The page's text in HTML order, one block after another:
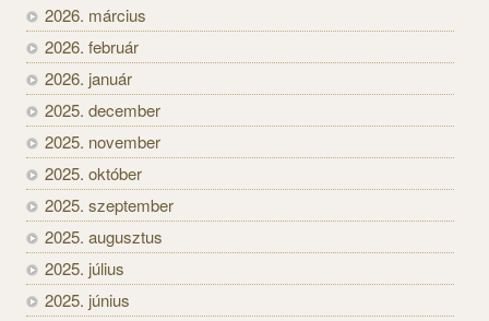
2026. március
2026. február
2026. január
2025. december
2025. november
2025. október
2025. szeptember
2025. augusztus
2025. július
2025. június